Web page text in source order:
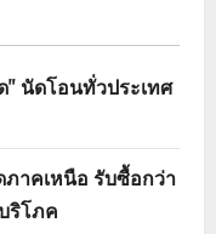
" นัดโอนทั่วประเทศ
ภาคเหนือ รับซื้อกว่า
ริโภค